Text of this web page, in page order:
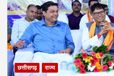
छत्तीसगढ़ राज्य